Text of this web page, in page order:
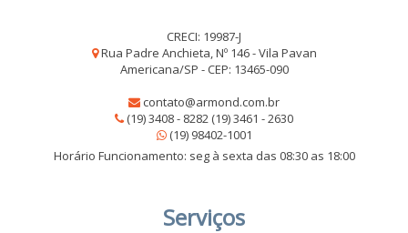
CRECI: 19987-J
Rua Padre Anchieta, Nº 146 - Vila Pavan
Americana/SP - CEP: 13465-090
contato@armond.com.br
(19) 3408 - 8282 (19) 3461 - 2630
(19) 98402-1001
Horário Funcionamento: seg à sexta das 08:30 as 18:00
Serviços